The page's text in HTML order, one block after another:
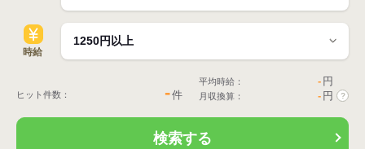
時給
ヒット件数： -件
平均時給： - 円
月収換算： - 円 ?
検索する